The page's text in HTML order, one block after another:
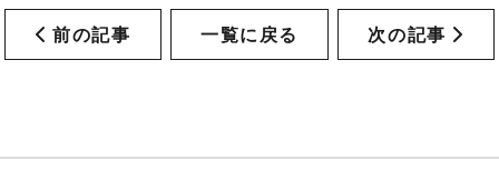
前の記事 一覧に戻る 次の記事